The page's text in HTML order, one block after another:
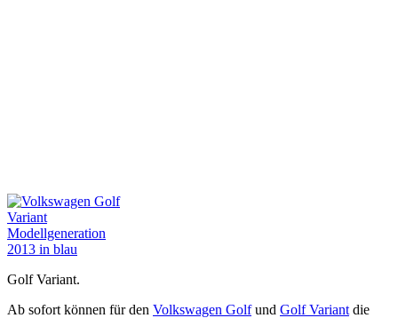
Golf Variant.
Ab sofort können für den Volkswagen Golfund Golf Variant die